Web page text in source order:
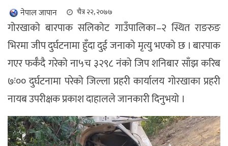
नेपाल जापान चैत्र २२, २०७७
गोरखाको बारपाक सलिकोट गाउँपालिका–२ स्थित राङरुङ
भिरमा जीप दुर्घटनामा हुँदा दुई जनाको मृत्यु भएको छ । बारपाक
गएर फर्कँदै गरेको ना५च ३२९८ नंको जिप शनिबार साँझ करिब
७ः०० दुर्घटनामा परेको जिल्ला प्रहरी कार्यालय गोरखाका प्रहरी
नायब उपरीक्षक प्रकाश दाहालले जानकारी दिनुभयो ।